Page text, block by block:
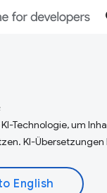
Technologie, um
KI-Übersetzungen